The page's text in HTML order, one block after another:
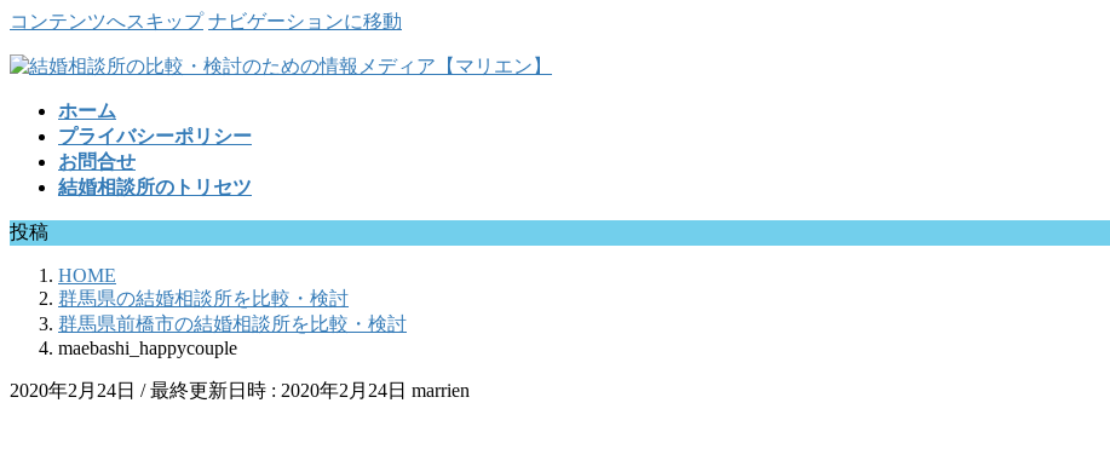
コンテンツへスキップ ナビゲーションに移動
ホーム
プライバシーポリシー
お問合せ
結婚相談所のトリセツ
投稿
HOME
群馬県の結婚相談所を比較・検討
群馬県前橋市の結婚相談所を比較・検討
maebashi_happycouple
2020年2月24日 / 最終更新日時 : 2020年2月24日 marrien